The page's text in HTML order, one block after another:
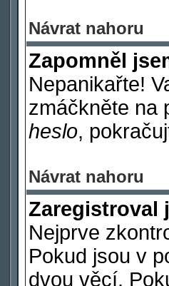
Návrat nahoru
Zapomněl
Nepanikařte!
zmáčkněte na
heslo,
Návrat nahoru
Zaregistroval
Nejprve
Pokud jsou v
dvou věcí.